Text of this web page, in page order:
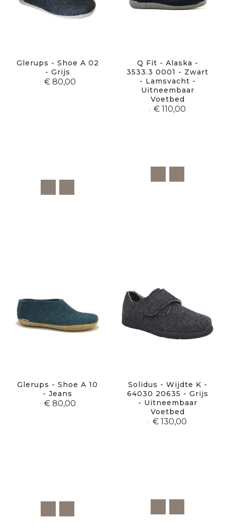
Glerups - Shoe A 02
- Grijs
€ 80,00
Q Fit - Alaska -
3533.3 0001 - Zwart
- Lamsvacht -
Uitneembaar
Voetbed
€ 110,00
Glerups - Shoe A 10
- Jeans
€ 80,00
Solidus - Wijdte K -
64030 20635 - Grijs
- Uitneembaar
Voetbed
€ 130,00